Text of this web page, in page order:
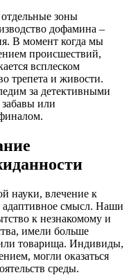
зоны
дофамина –
В момент когда мы
происшествий,
всплеском
трепета и живости.
за детективными
или
науки, влечение к
адаптивное смысл. Наши
к незнакомому и
имели больше
товарища. Индивиды,
могли оказаться
среды.